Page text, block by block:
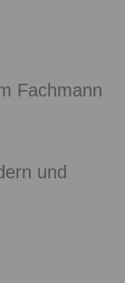
Fachmann
und